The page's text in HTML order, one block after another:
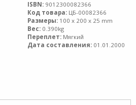
ISBN: 9012300082366
Код товара: ЦБ-00082366
Размеры: 100 x 200 x 25 mm
Вес: 0.390kg
Переплет: Мягкий
Дата составления: 01.01.2000